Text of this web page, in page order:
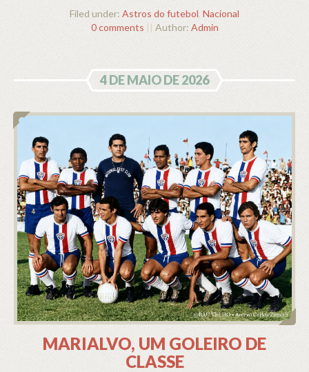
Filed under: Astros do futebol, Nacional
0 comments || Author: Admin
4 DE MAIO DE 2026
MARIALVO, UM GOLEIRO DE
CLASSE